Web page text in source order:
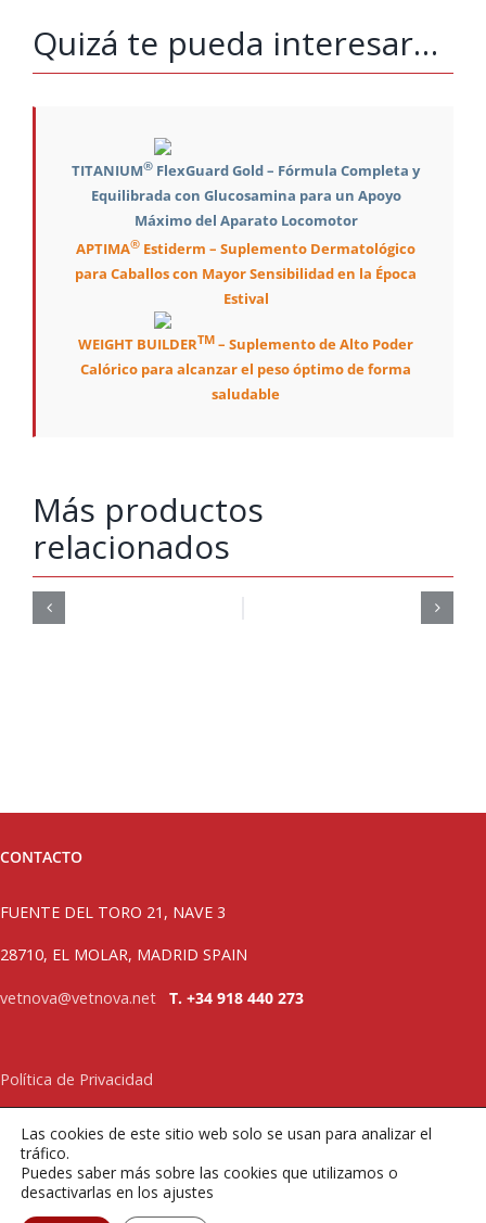
Quizá te pueda interesar…
TITANIUM® FlexGuard Gold – Fórmula Completa y
Equilibrada con Glucosamina para un Apoyo
Máximo del Aparato Locomotor
APTIMA® Estiderm – Suplemento Dermatológico
para Caballos con Mayor Sensibilidad en la Época
Estival
WEIGHT BUILDERTM – Suplemento de Alto Poder
Calórico para alcanzar el peso óptimo de forma
saludable
Más productos
relacionados
CONTACTO
FUENTE DEL TORO 21, NAVE 3
28710, EL MOLAR, MADRID SPAIN
vetnova@vetnova.net T. +34 918 440 273
Política de Privacidad
Copyright VetNova | Todos los derechos reservados
Las cookies de este sitio web solo se usan para analizar el
tráfico.
Puedes saber más sobre las cookies que utilizamos o
desactivarlas en los ajustes